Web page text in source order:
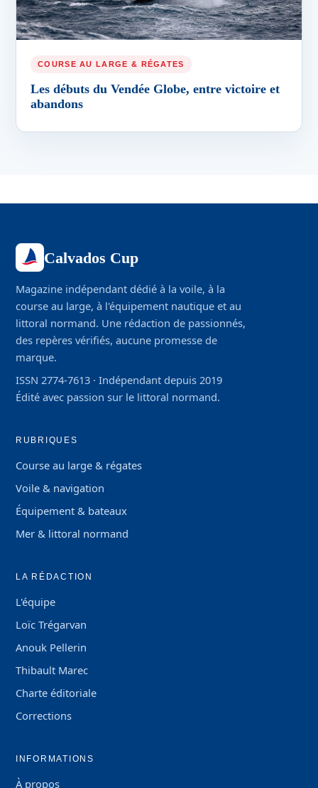
COURSE AU LARGE & RÉGATES
Les débuts du Vendée Globe, entre victoire et
abandons
Calvados Cup
Magazine indépendant dédié à la voile, à la
course au large, à l'équipement nautique et au
littoral normand. Une rédaction de passionnés,
des repères vérifiés, aucune promesse de
marque.
ISSN 2774-7613 · Indépendant depuis 2019
Édité avec passion sur le littoral normand.
RUBRIQUES
Course au large & régates
Voile & navigation
Équipement & bateaux
Mer & littoral normand
LA RÉDACTION
L'équipe
Loïc Trégarvan
Anouk Pellerin
Thibault Marec
Charte éditoriale
Corrections
INFORMATIONS
À propos